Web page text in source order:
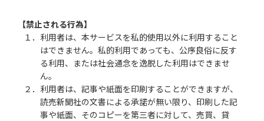
【禁止される行為】
１．利用者は、本サービスを私的使用以外に利用すること
はできません。私的利用であっても、公序良俗に反す
る利用、または社会通念を逸脱した利用はできませ
ん。
２．利用者は、記事や紙面を印刷することができますが、
読売新聞社の文書による承諾が無い限り、印刷した記
事や紙面、そのコピーを第三者に対して、売買、貸